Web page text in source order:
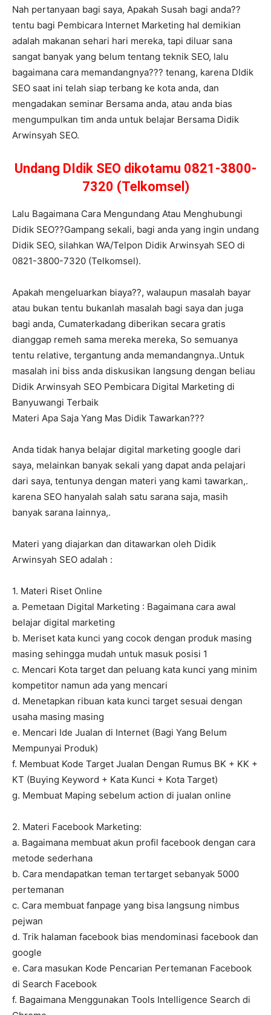
Nah pertanyaan bagi saya, Apakah Susah bagi anda??
tentu bagi Pembicara Internet Marketing hal demikian
adalah makanan sehari hari mereka, tapi diluar sana
sangat banyak yang belum tentang teknik SEO, lalu
bagaimana cara memandangnya??? tenang, karena DIdik
SEO saat ini telah siap terbang ke kota anda, dan
mengadakan seminar Bersama anda, atau anda bias
mengumpulkan tim anda untuk belajar Bersama Didik
Arwinsyah SEO.
Undang DIdik SEO dikotamu 0821-3800-
7320 (Telkomsel)
Lalu Bagaimana Cara Mengundang Atau Menghubungi
Didik SEO??Gampang sekali, bagi anda yang ingin undang
Didik SEO, silahkan WA/Telpon Didik Arwinsyah SEO di
0821-3800-7320 (Telkomsel).
Apakah mengeluarkan biaya??, walaupun masalah bayar
atau bukan tentu bukanlah masalah bagi saya dan juga
bagi anda, Cumaterkadang diberikan secara gratis
dianggap remeh sama mereka mereka, So semuanya
tentu relative, tergantung anda memandangnya..Untuk
masalah ini biss anda diskusikan langsung dengan beliau
Didik Arwinsyah SEO Pembicara Digital Marketing di
Banyuwangi Terbaik
Materi Apa Saja Yang Mas Didik Tawarkan???
Anda tidak hanya belajar digital marketing google dari
saya, melainkan banyak sekali yang dapat anda pelajari
dari saya, tentunya dengan materi yang kami tawarkan,.
karena SEO hanyalah salah satu sarana saja, masih
banyak sarana lainnya,.
Materi yang diajarkan dan ditawarkan oleh Didik
Arwinsyah SEO adalah :
1. Materi Riset Online
a. Pemetaan Digital Marketing : Bagaimana cara awal
belajar digital marketing
b. Meriset kata kunci yang cocok dengan produk masing
masing sehingga mudah untuk masuk posisi 1
c. Mencari Kota target dan peluang kata kunci yang minim
kompetitor namun ada yang mencari
d. Menetapkan ribuan kata kunci target sesuai dengan
usaha masing masing
e. Mencari Ide Jualan di Internet (Bagi Yang Belum
Mempunyai Produk)
f. Membuat Kode Target Jualan Dengan Rumus BK + KK +
KT (Buying Keyword + Kata Kunci + Kota Target)
g. Membuat Maping sebelum action di jualan online
2. Materi Facebook Marketing:
a. Bagaimana membuat akun profil facebook dengan cara
metode sederhana
b. Cara mendapatkan teman tertarget sebanyak 5000
pertemanan
c. Cara membuat fanpage yang bisa langsung nimbus
pejwan
d. Trik halaman facebook bias mendominasi facebook dan
google
e. Cara masukan Kode Pencarian Pertemanan Facebook
di Search Facebook
f. Bagaimana Menggunakan Tools Intelligence Search di